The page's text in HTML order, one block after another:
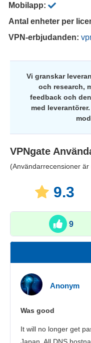
Mobilapp:
Antal enheter per
VPN-erbjudanden:
Vi granskar
och research,
feedback och
med
VPNgate
(Användarrecensioner
9.3
9
Anonym
Was good
It will no longer get